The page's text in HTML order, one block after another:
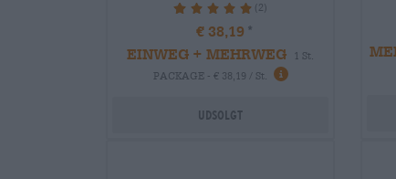
100% (2)
€ 38,19
EINWEG + MEHRWEG
1 St.
PACKAGE - € 38,19 / St.
Udsolgt